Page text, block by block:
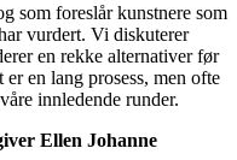
som foreslår kunstnere som
vurdert. Vi diskuterer
en rekke alternativer før
en lang prosess, men ofte
innledende runder.
Ellen Johanne